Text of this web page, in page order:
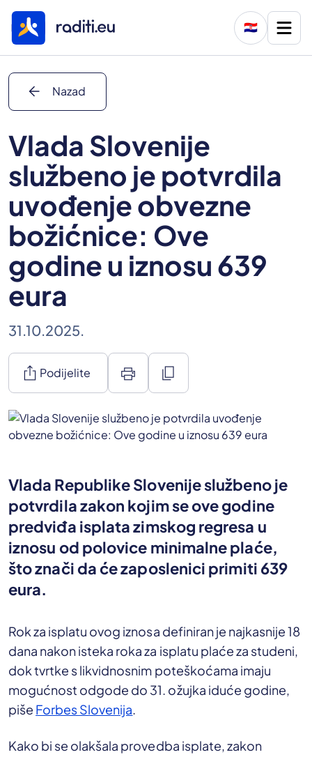
🇭🇷
arrow_back Nazad
Vlada Slovenije
službeno je potvrdila
uvođenje obvezne
božićnice: Ove
godine u iznosu 639
eura
31.10.2025.
ios_share Podijelite print content_copy
Vlada Republike Slovenije službeno je
potvrdila zakon kojim se ove godine
predviđa isplata zimskog regresa u
iznosu od polovice minimalne plaće,
što znači da će zaposlenici primiti 639
eura.
Rok za isplatu ovog iznosa definiran je najkasnije 18
dana nakon isteka roka za isplatu plaće za studeni,
dok tvrtke s likvidnosnim poteškoćama imaju
mogućnost odgode do 31. ožujka iduće godine,
piše Forbes Slovenija.
Kako bi se olakšala provedba isplate, zakon